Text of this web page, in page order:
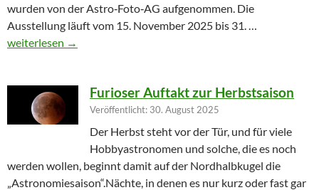
wurden von der Astro‑Foto‑AG aufgenommen. Die
Ausstellung läuft vom 15. November 2025 bis 31. …
Zwischen Wort und Weltall – Abheben erwünscht!
weiterlesen →
Furioser Auftakt zur Herbstsaison
Veröffentlicht: 30. August 2025
Der Herbst steht vor der Tür, und für viele
Hobbyastronomen und solche, die es noch
werden wollen, beginnt damit auf der Nordhalbkugel die
„Astronomiesaison“.Nächte, in denen es nur kurz oder fast gar